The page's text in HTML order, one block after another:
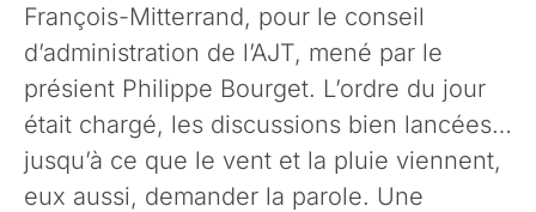
François-Mitterrand, pour le conseil
d’administration de l’AJT, mené par le
présient Philippe Bourget. L’ordre du jour
était chargé, les discussions bien lancées…
jusqu’à ce que le vent et la pluie viennent,
eux aussi, demander la parole. Une